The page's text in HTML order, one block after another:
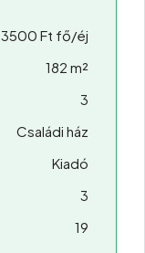
3500 Ft fő/éj
182 m²
3
Családi ház
Kiadó
3
19